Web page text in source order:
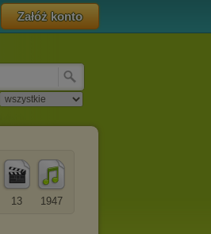
Załóż konto
1947
13